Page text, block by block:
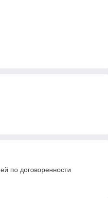
по договоренности